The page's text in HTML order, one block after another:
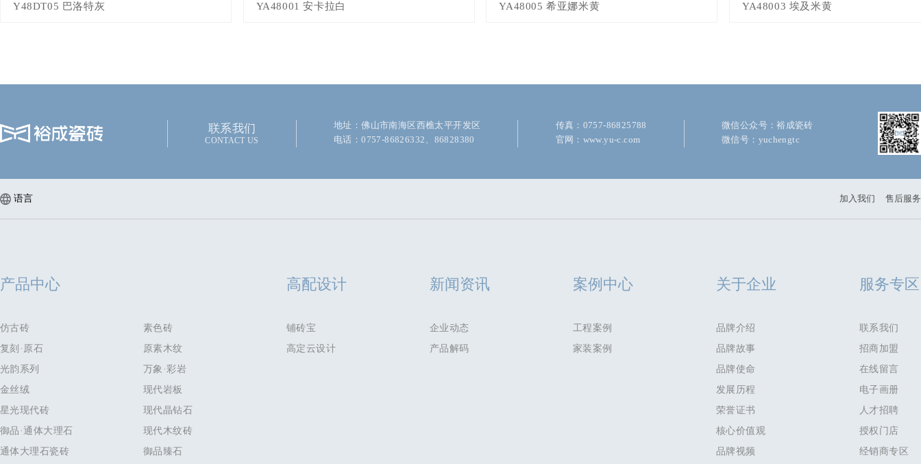
Y48DT05 巴洛特灰 YA48001 安卡拉白 YA48005 希亚娜米黄 YA48003 埃及米黄
联系我们
CONTACT US
地址：佛山市南海区西樵太平开发区
电话：0757-86826332、86828380
传真：0757-86825788
官网：www.yu-c.com
微信公众号：裕成瓷砖
微信号：yuchengtc
语言 加入我们 售后服务
产品中心
仿古砖
素色砖
复刻·原石
原素木纹
光韵系列
万象·彩岩
金丝绒
现代岩板
星光现代砖
现代晶钻石
御品·通体大理石
现代木纹砖
通体大理石瓷砖
御品臻石
高配设计
铺砖宝
高定云设计
新闻资讯
企业动态
产品解码
案例中心
工程案例
家装案例
关于企业
品牌介绍
品牌故事
品牌使命
发展历程
荣誉证书
核心价值观
品牌视频
服务专区
联系我们
招商加盟
在线留言
电子画册
人才招聘
授权门店
经销商专区